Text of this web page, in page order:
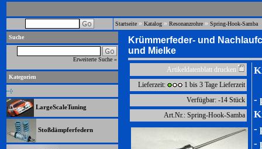
Startseite » Katalog » Resonanzrohre » Spring-Hook-Samba
Suche
Erweiterte Suche »
Kategorien
LargeScaleTuning
Stoßdämpferfedern
Krümmerfeder- und
und Mielke
Artikeldatenblatt drucken
Lieferzeit:
1 bis 3 Tage Lieferzeit
Verfügbar: -14 Stück
Art.Nr.: Spring-Hook-Samba
-
-
-